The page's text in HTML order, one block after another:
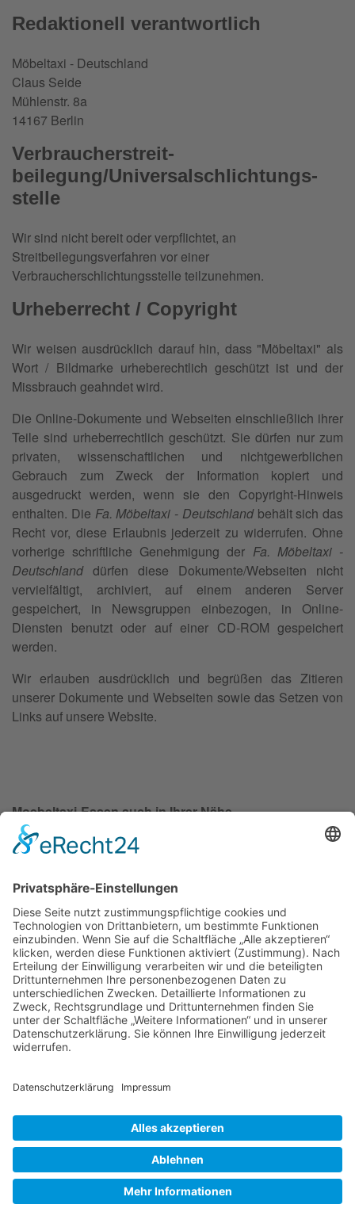
Redaktionell verantwortlich
Möbeltaxi - Deutschland
Claus Seide
Mühlenstr. 8a
14167 Berlin
Verbraucher­streit­
beilegung/Universal­schlichtungs­
stelle
Wir sind nicht bereit oder verpflichtet, an
Streitbeilegungsverfahren vor einer
Verbraucherschlichtungsstelle teilzunehmen.
Urheberrecht / Copyright
Wir weisen ausdrücklich darauf hin, dass "Möbeltaxi" als
Wort / Bildmarke urheberechtlich geschützt ist und der
Missbrauch geahndet wird.
Die Online-Dokumente und Webseiten einschließlich ihrer
Teile sind urheberrechtlich geschützt. Sie dürfen nur zum
privaten, wissenschaftlichen und nichtgewerblichen
Gebrauch zum Zweck der Information kopiert und
ausgedruckt werden, wenn sie den Copyright-Hinweis
enthalten. Die Fa. Möbeltaxi - Deutschlandbehält sich das
Recht vor, diese Erlaubnis jederzeit zu widerrufen. Ohne
vorherige schriftliche Genehmigung der Fa. Möbeltaxi -
Deutschlanddürfen diese Dokumente/Webseiten nicht
vervielfältigt, archiviert, auf einem anderen Server
gespeichert, in Newsgruppen einbezogen, in Online-
Diensten benutzt oder auf einer CD-ROM gespeichert
werden.
Wir erlauben ausdrücklich und begrüßen das Zitieren
unserer Dokumente und Webseiten sowie das Setzen von
Links auf unsere Website.
Moebeltaxi-Essen auch in Ihrer Nähe...
Stadtmitte / Frillendorf - Rüttenscheid / Bergerhausen -
Vogelheim - Zollverein - Steele / Kray - Essen-
Ruhrhalbinsel - Werden / Kettwig / Bredeney
Impressum
Datenschutzerklärung
AGB
Kontakt
Das Möbeltaxi - die Idee
Werbung schalten / Kooperationsanfrage
günstige Umzüge - Transporte - Entsorgungen
Möbeltaxi - Das Original seit 2003